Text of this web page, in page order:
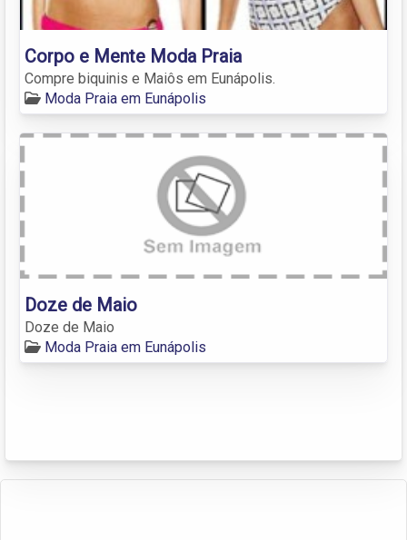
Corpo e Mente Moda Praia
Compre biquinis e Maiôs em Eunápolis.
Moda Praia em Eunápolis
Doze de Maio
Doze de Maio
Moda Praia em Eunápolis